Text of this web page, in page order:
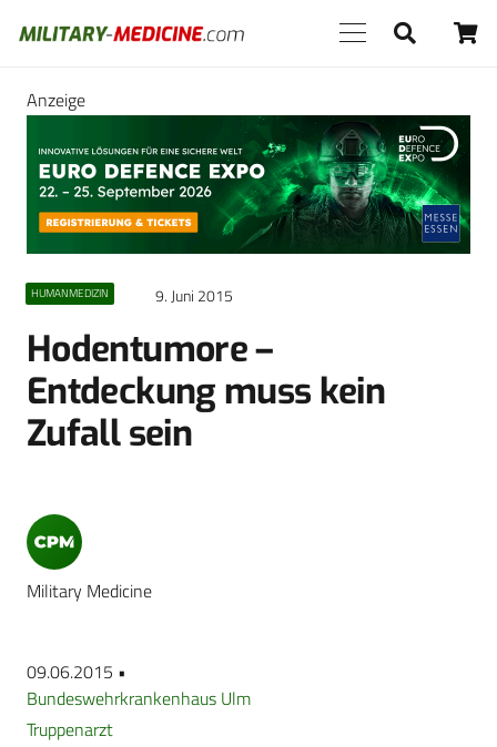
Anzeige
HUMANMEDIZIN 9. Juni 2015
Hodentumore –
Entdeckung muss kein
Zufall sein
Military Medicine
09.06.2015 •
Bundeswehrkrankenhaus Ulm
Truppenarzt